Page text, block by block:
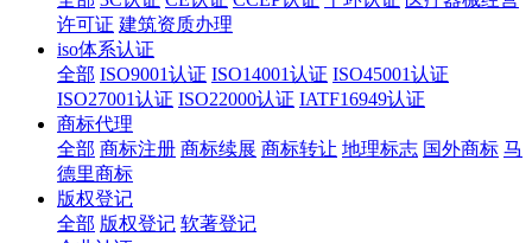
许可证 建筑资质办理
iso体系认证
全部 ISO9001认证 ISO14001认证 ISO45001认证
ISO27001认证 ISO22000认证 IATF16949认证
商标代理
全部 商标注册 商标续展 商标转让 地理标志 国外商标 马
德里商标
版权登记
全部 版权登记 软著登记